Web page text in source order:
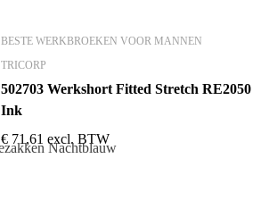
BESTE WERKBROEKEN VOOR MANNEN
TRICORP
502703 Werkshort Fitted Stretch RE2050
Ink
€ 71,61 excl. BTW